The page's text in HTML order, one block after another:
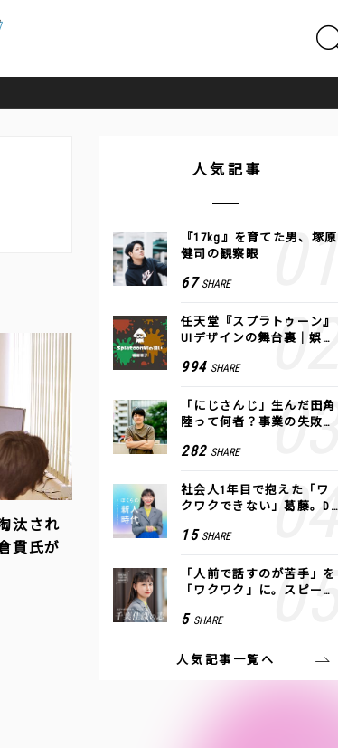
汰され
貫氏が
人気記事
『17kg』を育てた男、塚原
健司の観察眼
67 SHARE
任天堂『スプラトゥーン』
UIデザインの舞台裏｜娯楽
994 SHARE
「にじさんじ」生んだ田角
陸って何者？事業の失敗
COLOR
282 SHARE
社会人1年目で抱えた「ワ
クワクできない」葛藤。De
つけた、私の生きる道
15 SHARE
「人前で話すのが苦手」を
「ワクワク」に。スピーチ
方トレーニング」に込めた
5 SHARE
人気記事一覧へ